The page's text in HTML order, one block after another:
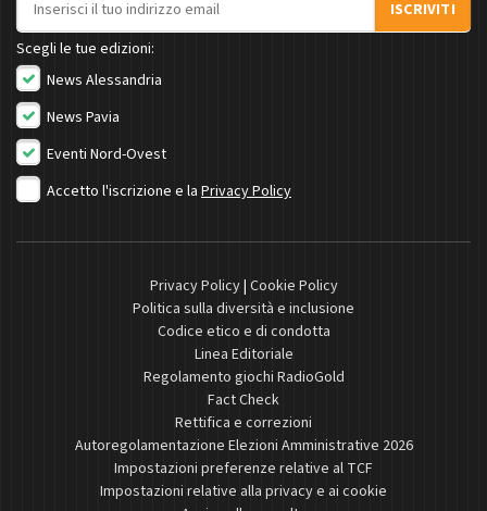
ISCRIVITI
Scegli le tue edizioni:
News Alessandria
News Pavia
Eventi Nord-Ovest
Accetto l'iscrizione e la Privacy Policy
Privacy Policy| Cookie Policy
Politica sulla diversità e inclusione
Codice etico e di condotta
Linea Editoriale
Regolamento giochi RadioGold
Fact Check
Rettifica e correzioni
Autoregolamentazione Elezioni Amministrative 2026
Impostazioni preferenze relative al TCF
Impostazioni relative alla privacy e ai cookie